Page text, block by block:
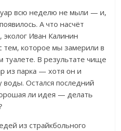
всю неделю не мыли — и,
А что насчёт
Иван Калинин
тем, которое мы замерили в
В результате чище
из парка — хотя он и
воды. Остался последний
ли идея — делать
из страйкбольного